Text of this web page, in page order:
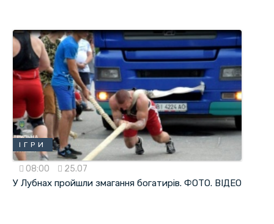
ІГРИ
08:00 25.07
У Лубнах пройшли змагання богатирів. ФОТО. ВІДЕО